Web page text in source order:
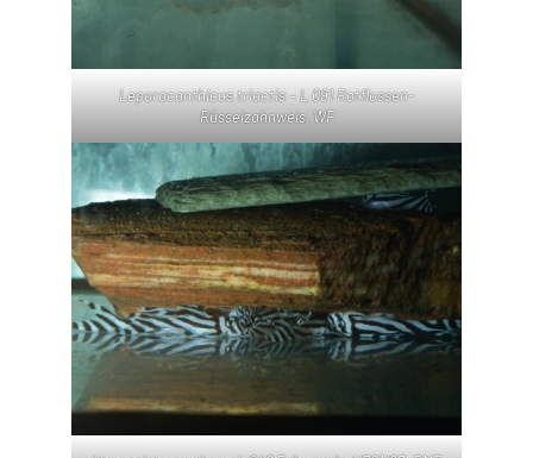
Leporacanthicus triactis – L 091 Rotflossen-
Rüsselzahnwels, WF